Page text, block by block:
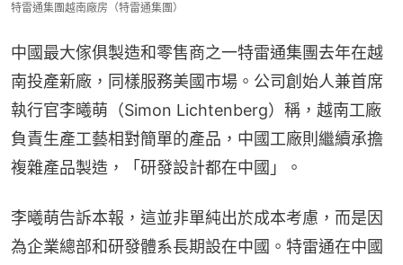
特雷通集團越南廠房（特雷通集團）
中國最大傢俱製造和零售商之一特雷通集團去年在越
南投產新廠，同樣服務美國市場。公司創始人兼首席
執行官李曦萌（Simon Lichtenberg）稱，越南工廠
負責生產工藝相對簡單的產品，中國工廠則繼續承擔
複雜產品製造，「研發設計都在中國」。
李曦萌告訴本報，這並非單純出於成本考慮，而是因
為企業總部和研發體系長期設在中國。特雷通在中國